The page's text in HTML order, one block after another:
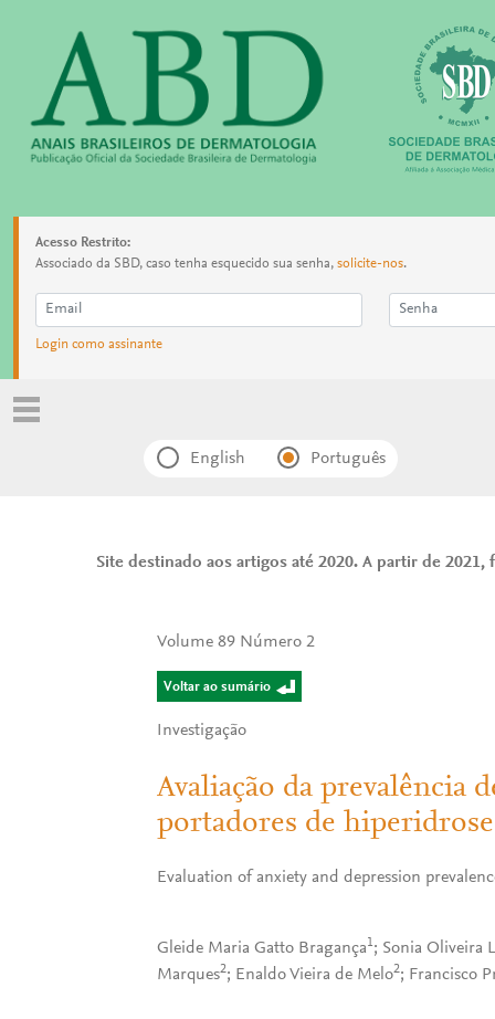
Acesso Restrito:
Associado da SBD, caso tenha esquecido sua senha, solicite-nos.
Login como assinante
English Português
Site destinado aos artigos até 2020. A partir de
Volume 89 Número 2
Voltar ao sumário
Investigação
Avaliação da prevalência
portadores de
Evaluation of anxiety and depression
Gleide Maria Gatto Bragança1; Sonia Oliveira
Marques2; Enaldo Vieira de Melo2; Francisco